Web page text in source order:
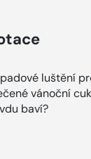
luštění
vánoční
baví?